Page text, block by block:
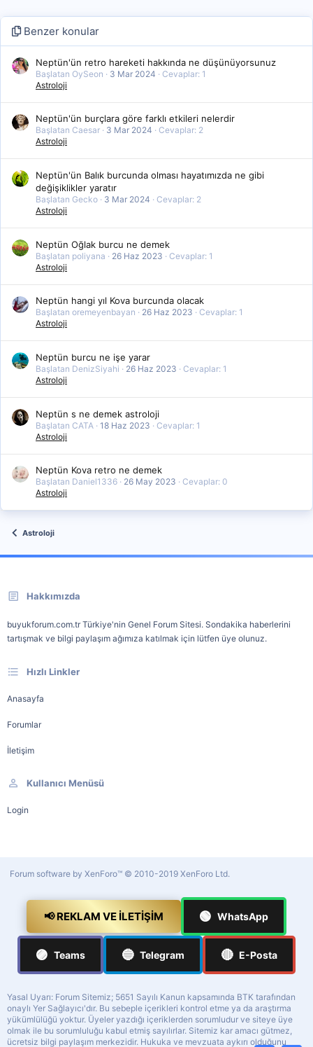
Benzer konular
Neptün'ün retro hareketi hakkında ne düşünüyorsunuz
Başlatan OySeon 3 Mar 2024
Cevaplar: 1
Astroloji
Neptün'ün burçlara göre farklı etkileri nelerdir
Başlatan Caesar 3 Mar 2024
Cevaplar: 2
Astroloji
Neptün'ün Balık burcunda olması hayatımızda ne gibi
değişiklikler yaratır
Başlatan Gecko 3 Mar 2024
Cevaplar: 2
Astroloji
Neptün Oğlak burcu ne demek
Başlatan poliyana 26 Haz 2023
Cevaplar: 1
Astroloji
Neptün hangi yıl Kova burcunda olacak
Başlatan oremeyenbayan 26 Haz 2023
Cevaplar: 1
Astroloji
Neptün burcu ne işe yarar
Başlatan DenizSiyahi 26 Haz 2023
Cevaplar: 1
Astroloji
Neptün s ne demek astroloji
Başlatan CATA 18 Haz 2023
Cevaplar: 1
Astroloji
Neptün Kova retro ne demek
Başlatan Daniel1336 26 May 2023
Cevaplar: 0
Astroloji
Astroloji
Hakkımızda
buyukforum.com.tr Türkiye'nin Genel Forum Sitesi. Sondakika haberlerini
tartışmak ve bilgi paylaşım ağımıza katılmak için lütfen üye olunuz.
Hızlı Linkler
Anasayfa
Forumlar
İletişim
Kullanıcı Menüsü
Login
Forum software by XenForo™ © 2010-2019 XenForo Ltd.
📢 REKLAM VE İLETIŞIM 🟢 WhatsApp
🟣 Teams 🔵 Telegram 🔴 E-Posta
Yasal Uyarı: Forum Sitemiz; 5651 Sayılı Kanun kapsamında BTK tarafından
onaylı Yer Sağlayıcı'dır. Bu sebeple içerikleri kontrol etme ya da araştırma
yükümlülüğü yoktur. Üyeler yazdığı içeriklerden sorumludur ve siteye üye
olmak ile bu sorumluluğu kabul etmiş sayılırlar. Sitemiz kar amacı gütmez,
ücretsiz bilgi paylaşım merkezidir. Hukuka ve mevzuata aykırı olduğunu